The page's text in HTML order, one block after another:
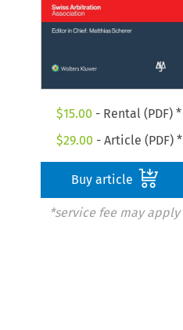
$15.00 - Rental (PDF) *
$29.00 - Article (PDF) *
Buy article
*service fee may apply